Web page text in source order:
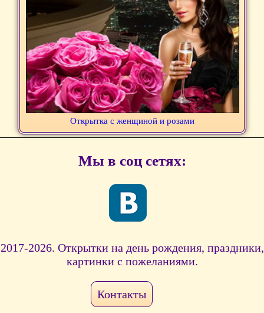
Открытка с женщиной и розами
Мы в соц сетях:
2017-2026. Открытки на день рождения, праздники,
картинки с пожеланиями.
Контакты